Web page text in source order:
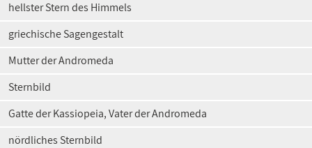
hellster Stern des Himmels
griechische Sagengestalt
Mutter der Andromeda
Sternbild
Gatte der Kassiopeia, Vater der Andromeda
nördliches Sternbild